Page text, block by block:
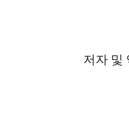
저자 및